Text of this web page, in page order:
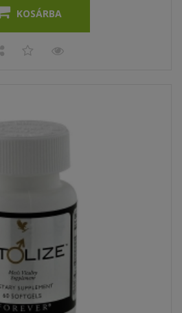
KOSÁRBA